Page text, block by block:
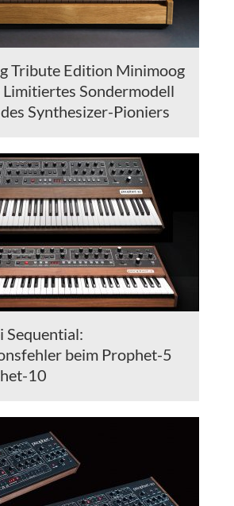
Tribute Edition Minimoog
Sondermodell
Synthesizer-Pioniers
Sequential:
beim Prophet-5
10